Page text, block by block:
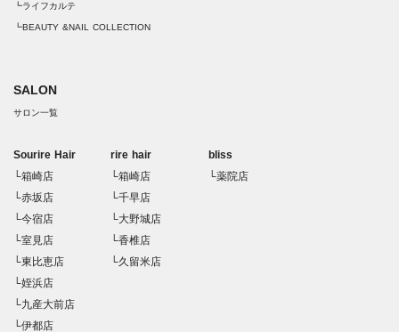
┗ライフカルテ
┗BEAUTY &NAIL COLLECTION
SALON
サロン一覧
Sourire Hair
└箱崎店
└赤坂店
└今宿店
└室見店
└東比恵店
└姪浜店
└九産大前店
└伊都店
rire hair
└箱崎店
└千早店
└大野城店
└香椎店
└久留米店
bliss
└薬院店